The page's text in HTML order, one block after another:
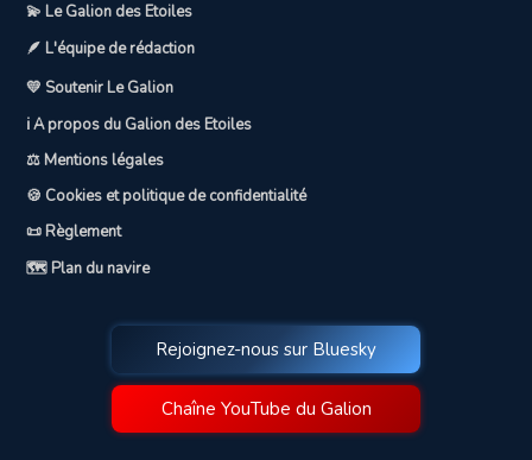
💫 Le Galion des Etoiles
🪶 L'équipe de rédaction
💛 Soutenir Le Galion
ℹ️ A propos du Galion des Etoiles
⚖️ Mentions légales
🍪 Cookies et politique de confidentialité
📜 Règlement
🗺️ Plan du navire
Rejoignez-nous sur Bluesky
Chaîne YouTube du Galion